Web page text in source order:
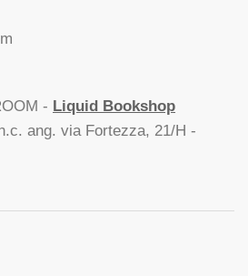
- Liquid Bookshop
ang. via Fortezza, 21/H -